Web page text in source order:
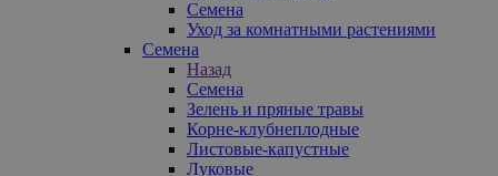
Семена
Уход за комнатными растениями
Семена
Назад
Семена
Зелень и пряные травы
Корне-клубнеплодные
Листовые-капустные
Луковые